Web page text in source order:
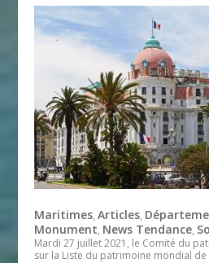
Maritimes,Articles,
Monument, News Tendance,
Mardi 27 juillet 2021, le Comité du
sur la Liste du patrimoine mondial de